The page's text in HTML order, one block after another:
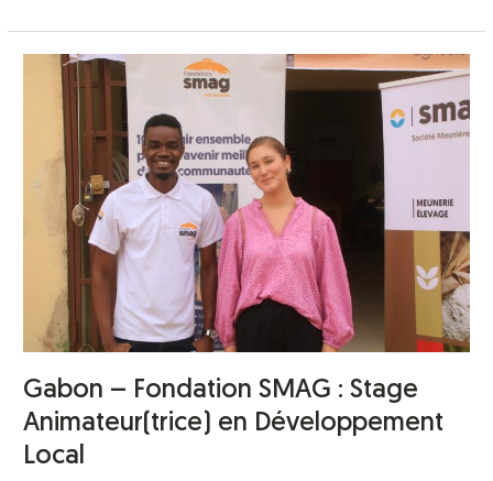
Gabon – Fondation SMAG : Stage
Animateur(trice) en Développement
Local
Gabon
Fondation
Animateur(trice)
Développement